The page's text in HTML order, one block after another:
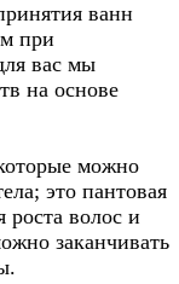
ванн
при
вас мы
на основе
можно
это пантовая
роста волос и
заканчивать